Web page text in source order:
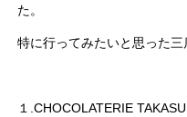
た。
特に行ってみたいと思った三
１.CHOCOLATERIE